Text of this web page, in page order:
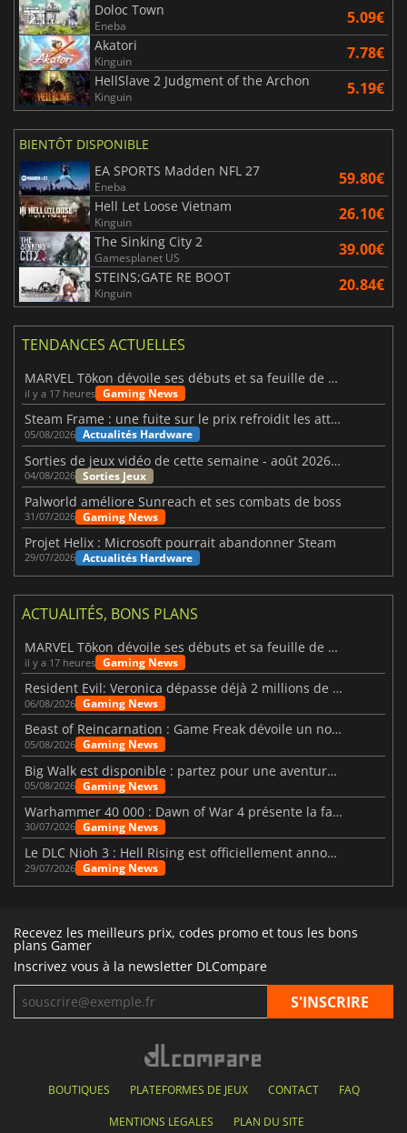
Doloc Town
Eneba 5.09€
Akatori
Kinguin 7.78€
HellSlave 2 Judgment of the Archon
Kinguin 5.19€
BIENTÔT DISPONIBLE
EA SPORTS Madden NFL 27
Eneba 59.80€
Hell Let Loose Vietnam
Kinguin 26.10€
The Sinking City 2
Gamesplanet US 39.00€
STEINS;GATE RE BOOT
Kinguin 20.84€
TENDANCES ACTUELLES
MARVEL Tōkon dévoile ses débuts et sa feuille de route
il y a 17 heures Gaming News
Steam Frame : une fuite sur le prix refroidit les attentes VR
05/08/2026 Actualités Hardware
Sorties de jeux vidéo de cette semaine - août 2026 (semaine 32)
04/08/2026 Sorties Jeux
Palworld améliore Sunreach et ses combats de boss
31/07/2026 Gaming News
Projet Helix : Microsoft pourrait abandonner Steam
29/07/2026 Actualités Hardware
ACTUALITÉS, BONS PLANS
MARVEL Tōkon dévoile ses débuts et sa feuille de route
il y a 17 heures Gaming News
Resident Evil: Veronica dépasse déjà 2 millions de wishlists
06/08/2026 Gaming News
Beast of Reincarnation : Game Freak dévoile un nouveau pari
05/08/2026 Gaming News
Big Walk est disponible : partez pour une aventure entre amis
05/08/2026 Gaming News
Warhammer 40 000 : Dawn of War 4 présente la faction des Nécrons
30/07/2026 Gaming News
Le DLC Nioh 3 : Hell Rising est officiellement annoncé
29/07/2026 Gaming News
Recevez les meilleurs prix, codes promo et tous les bons
plans Gamer
Inscrivez vous à la newsletter DLCompare
BOUTIQUES PLATEFORMES DE JEUX CONTACT FAQ
MENTIONS LEGALES PLAN DU SITE